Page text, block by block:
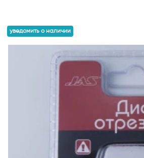
уведомить о наличии